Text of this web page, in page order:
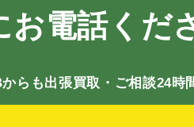
電話くだ
らも出張買取・ご相談24時